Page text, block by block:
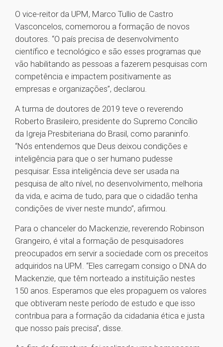
O vice-reitor da UPM, Marco Tullio de Castro
Vasconcelos, comemorou a formação de novos
doutores. “O país precisa de desenvolvimento
científico e tecnológico e são esses programas que
vão habilitando as pessoas a fazerem pesquisas com
competência e impactem positivamente as
empresas e organizações”, declarou.
A turma de doutores de 2019 teve o reverendo
Roberto Brasileiro, presidente do Supremo Concílio
da Igreja Presbiteriana do Brasil, como paraninfo.
“Nós entendemos que Deus deixou condições e
inteligência para que o ser humano pudesse
pesquisar. Essa inteligência deve ser usada na
pesquisa de alto nível, no desenvolvimento, melhoria
da vida, e acima de tudo, para que o cidadão tenha
condições de viver neste mundo”, afirmou.
Para o chanceler do Mackenzie, reverendo Robinson
Grangeiro, é vital a formação de pesquisadores
preocupados em servir a sociedade com os preceitos
adquiridos na UPM. “Eles carregam consigo o DNA do
Mackenzie, que têm norteado a instituição nestes
150 anos. Esperamos que eles propaguem os valores
que obtiveram neste período de estudo e que isso
contribua para a formação da cidadania ética e justa
que nosso país precisa”, disse.